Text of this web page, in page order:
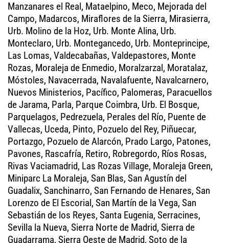
Manzanares el Real, Mataelpino, Meco, Mejorada del
Campo, Madarcos, Miraflores de la Sierra, Mirasierra,
Urb. Molino de la Hoz, Urb. Monte Alina, Urb.
Monteclaro, Urb. Montegancedo, Urb. Monteprincipe,
Las Lomas, Valdecabañas, Valdepastores, Monte
Rozas, Moraleja de Enmedio, Moralzarzal, Moratalaz,
Móstoles, Navacerrada, Navalafuente, Navalcarnero,
Nuevos Ministerios, Pacífico, Palomeras, Paracuellos
de Jarama, Parla, Parque Coimbra, Urb. El Bosque,
Parquelagos, Pedrezuela, Perales del Río, Puente de
Vallecas, Uceda, Pinto, Pozuelo del Rey, Piñuecar,
Portazgo, Pozuelo de Alarcón, Prado Largo, Patones,
Pavones, Rascafría, Retiro, Robregordo, Ríos Rosas,
Rivas Vaciamadrid, Las Rozas Village, Moraleja Green,
Miniparc La Moraleja, San Blas, San Agustín del
Guadalix, Sanchinarro, San Fernando de Henares, San
Lorenzo de El Escorial, San Martín de la Vega, San
Sebastián de los Reyes, Santa Eugenia, Serracines,
Sevilla la Nueva, Sierra Norte de Madrid, Sierra de
Guadarrama, Sierra Oeste de Madrid, Soto de la